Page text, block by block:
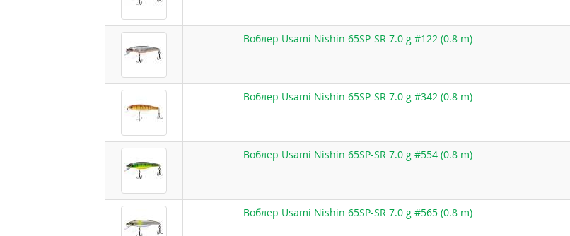
Воблер Usami Nishin 65SP-SR 7.0 g #122 (0.8 m)
Воблер Usami Nishin 65SP-SR 7.0 g #342 (0.8 m)
Воблер Usami Nishin 65SP-SR 7.0 g #554 (0.8 m)
Воблер Usami Nishin 65SP-SR 7.0 g #565 (0.8 m)